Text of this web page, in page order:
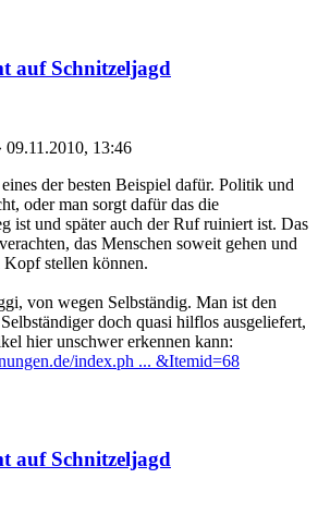
auf Schnitzeljagd
09.11.2010, 13:46
der besten Beispiel dafür. Politik und
oder man sorgt dafür das die
ist und später auch der Ruf ruiniert ist. Das
das Menschen soweit gehen und
stellen können.
von wegen Selbständig. Man ist den
doch quasi hilflos ausgeliefert,
hier unschwer erkennen kann:
index.ph ... &Itemid=68
auf Schnitzeljagd